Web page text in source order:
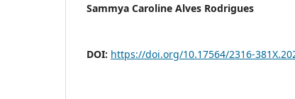
Sammya Caroline Alves Rodrigues
DOI: https://doi.org/10.17564/2316-